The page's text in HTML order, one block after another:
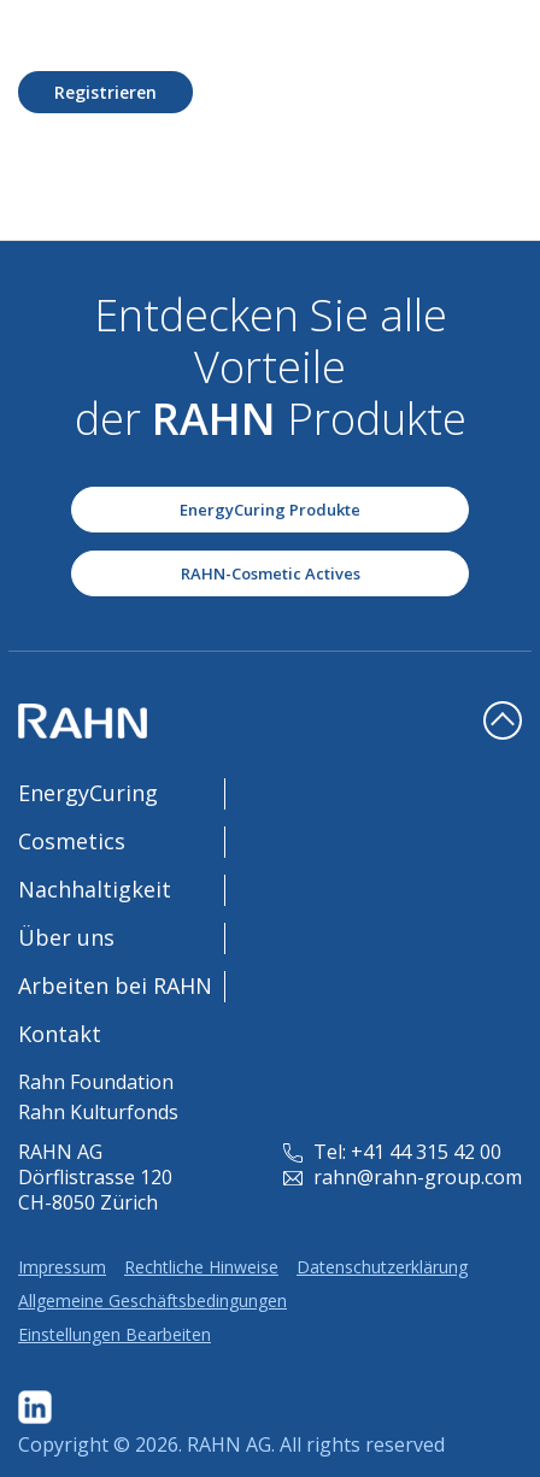
Registrieren
Entdecken Sie alle
Vorteile
der RAHN Produkte
EnergyCuring Produkte
RAHN-Cosmetic Actives
RAHN AG
Dörflistrasse 120
CH-8050 Zürich
Tel: +41 44 315 42 00
rahn@rahn-group.com
EnergyCuring
Cosmetics
Nachhaltigkeit
Über uns
Arbeiten bei RAHN
Kontakt
Rahn Foundation
Rahn Kulturfonds
Impressum Rechtliche Hinweise
Datenschutzerklärung
Allgemeine Geschäftsbedingungen
Einstellungen Bearbeiten
Copyright © 2026. RAHN AG. All rights reserved